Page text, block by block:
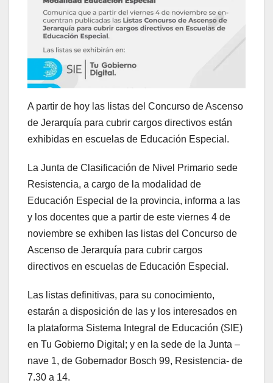
A partir de hoy las listas del Concurso de Ascenso
de Jerarquía para cubrir cargos directivos están
exhibidas en escuelas de Educación Especial.
La Junta de Clasificación de Nivel Primario sede
Resistencia, a cargo de la modalidad de
Educación Especial de la provincia, informa a las
y los docentes que a partir de este viernes 4 de
noviembre se exhiben las listas del Concurso de
Ascenso de Jerarquía para cubrir cargos
directivos en escuelas de Educación Especial.
Las listas definitivas, para su conocimiento,
estarán a disposición de las y los interesados en
la plataforma Sistema Integral de Educación (SIE)
en Tu Gobierno Digital; y en la sede de la Junta –
nave 1, de Gobernador Bosch 99, Resistencia- de
7.30 a 14.